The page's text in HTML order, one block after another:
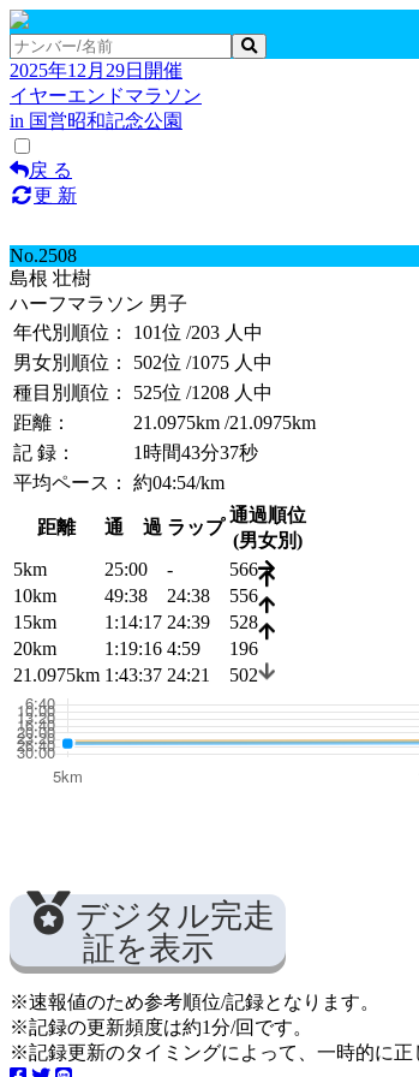
2025年12月29日開催
イヤーエンドマラソン
in 国営昭和記念公園
戻 る
更 新
No.2508
島根 壮樹
ハーフマラソン 男子
年代別順位：
101位 /203 人中
男女別順位：
502位 /1075 人中
種目別順位：
525位 /1208 人中
距離：
21.0975km /21.0975km
記 録：
1時間43分37秒
平均ペース：
約04:54/km
距離 通 過 ラップ
通過順位
(男女別)
5km
25:00 -
566
10km
49:38 24:38
556
15km
1:14:17 24:39
528
20km
1:19:16 4:59
196
21.0975km 1:43:37 24:21 502
デジタル完走
証を表示
※速報値のため参考順位/記録となります。
※記録の更新頻度は約1分/回です。
※記録更新のタイミングによって、一時的に正